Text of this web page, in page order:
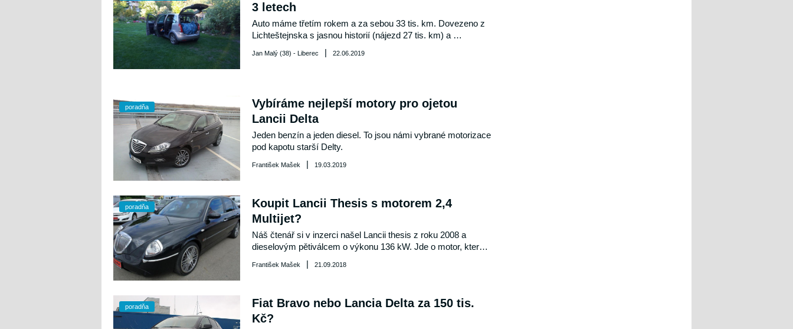
3 letech
Auto máme třetím rokem a za sebou 33 tis. km. Dovezeno z
Lichteštejnska s jasnou historií (nájezd 27 tis. km) a
havarováno na levou přední část – rameno, blatník, nárazník
a kapota. Bez zásahu do nosníků opraveno. Jde o kategorii
Jan Malý (38) - Liberec | 22.06.2019
poradňa
Vybíráme nejlepší motory pro ojetou
Lancii Delta
Jeden benzín a jeden diesel. To jsou námi vybrané motorizace
pod kapotu starší Delty.
František Mašek | 19.03.2019
poradňa
Koupit Lancii Thesis s motorem 2,4
Multijet?
Náš čtenář si v inzerci našel Lancii thesis z roku 2008 a
dieselovým pětiválcem o výkonu 136 kW. Jde o motor, který
je do této Lancie vhodný? Poradíme v dnešní poradně.
František Mašek | 21.09.2018
poradňa
Fiat Bravo nebo Lancia Delta za 150 tis.
Kč?